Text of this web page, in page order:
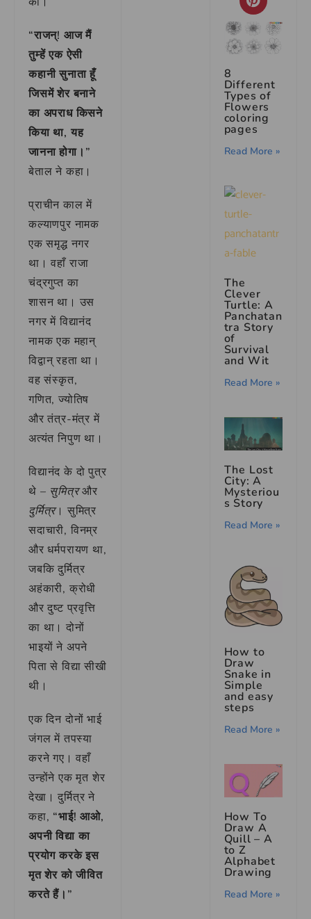
“राजन्! आज मैं
तुम्हें एक ऐसी
कहानी सुनाता हूँ
जिसमें शेर बनाने
का अपराध किसने
किया था, यह
जानना होगा।”
बेताल ने कहा।
प्राचीन काल में
कल्याणपुर नामक
एक समृद्ध नगर
था। वहाँ राजा
चंद्रगुप्त का
शासन था। उस
नगर में विद्यानंद
नामक एक महान्
विद्वान् रहता था।
वह संस्कृत,
गणित, ज्योतिष
और तंत्र-मंत्र में
अत्यंत निपुण था।
विद्यानंद के दो पुत्र
थे – सुमित्रऔर
दुर्मित्र। सुमित्र
सदाचारी, विनम्र
और धर्मपरायण था,
जबकि दुर्मित्र
अहंकारी, क्रोधी
और दुष्ट प्रवृत्ति
का था। दोनों
भाइयों ने अपने
पिता से विद्या सीखी
थी।
एक दिन दोनों भाई
जंगल में तपस्या
करने गए। वहाँ
उन्होंने एक मृत शेर
देखा। दुर्मित्र ने
कहा, “भाई! आओ,
अपनी विद्या का
प्रयोग करके इस
मृत शेर को जीवित
करते हैं।”
8
Different
Types of
Flowers
coloring
pages
Read More »
The
Clever
Turtle: A
Panchatan
tra Story
of
Survival
and Wit
Read More »
The Lost
City: A
Mysteriou
s Story
Read More »
How to
Draw
Snake in
Simple
and easy
steps
Read More »
How To
Draw A
Quill – A
to Z
Alphabet
Drawing
Read More »